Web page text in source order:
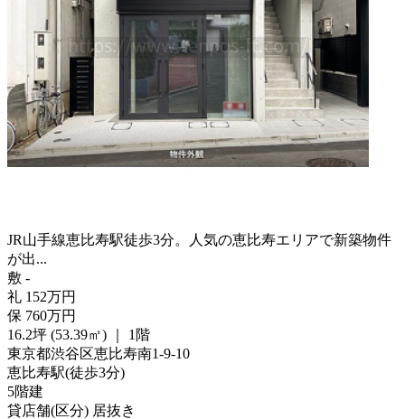
JR山手線恵比寿駅徒歩3分。人気の恵比寿エリアで新築物件
が出...
敷 -
礼 152万円
保 760万円
16.2坪 (53.39㎡)
1階
東京都渋谷区恵比寿南1-9-10
恵比寿駅(徒歩3分)
5階建
貸店舗(区分) 居抜き